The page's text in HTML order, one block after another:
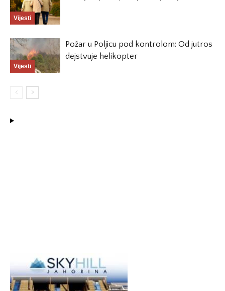
Vijesti
Vijesti
Požar u Poljicu pod kontrolom: Od jutros
dejstvuje helikopter